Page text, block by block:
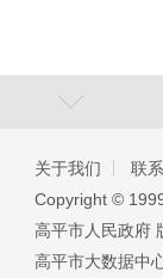
关于我们
联
Copyright ©️
高平市人民政府
高平市大数据